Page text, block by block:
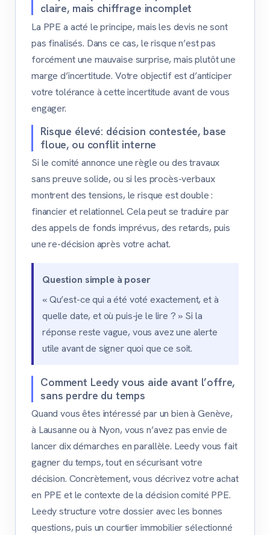
claire, mais chiffrage incomplet
La PPE a acté le principe, mais les devis ne sont
pas finalisés. Dans ce cas, le risque n’est pas
forcément une mauvaise surprise, mais plutôt une
marge d’incertitude. Votre objectif est d’anticiper
votre tolérance à cette incertitude avant de vous
engager.
Risque élevé: décision contestée, base
floue, ou conflit interne
Si le comité annonce une règle ou des travaux
sans preuve solide, ou si les procès-verbaux
montrent des tensions, le risque est double :
financier et relationnel. Cela peut se traduire par
des appels de fonds imprévus, des retards, puis
une re-décision après votre achat.
Question simple à poser
« Qu’est-ce qui a été voté exactement, et à
quelle date, et où puis-je le lire ? » Si la
réponse reste vague, vous avez une alerte
utile avant de signer quoi que ce soit.
Comment Leedy vous aide avant l’offre,
sans perdre du temps
Quand vous êtes intéressé par un bien à Genève,
à Lausanne ou à Nyon, vous n’avez pas envie de
lancer dix démarches en parallèle. Leedy vous fait
gagner du temps, tout en sécurisant votre
décision. Concrètement, vous décrivez votre achat
en PPE et le contexte de la décision comité PPE.
Leedy structure votre dossier avec les bonnes
questions, puis un courtier immobilier sélectionné